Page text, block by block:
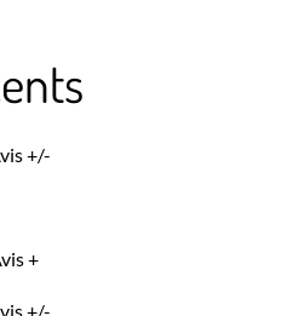
+/-
+
+/-